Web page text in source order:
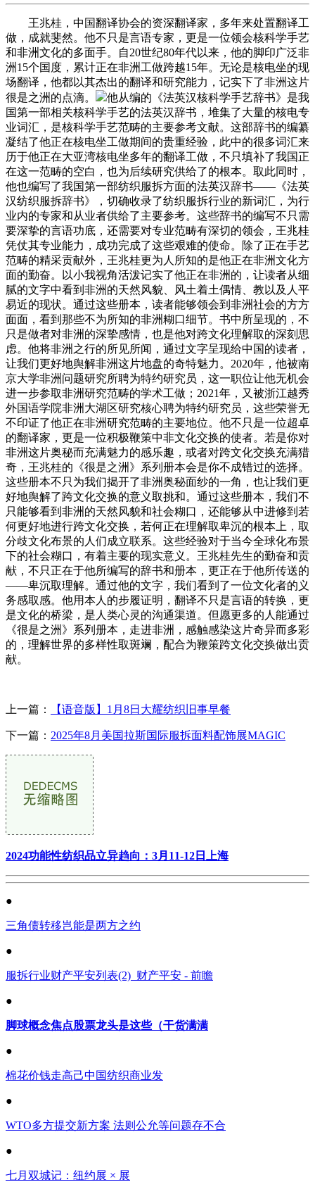
王兆桂，中国翻译协会的资深翻译家，多年来处置翻译工
做，成就斐然。他不只是言语专家，更是一位领会核科学手艺
和非洲文化的多面手。自20世纪80年代以来，他的脚印广泛非
洲15个国度，累计正在非洲工做跨越15年。无论是核电坐的现
场翻译，他都以其杰出的翻译和研究能力，记实下了非洲这片
很是之洲的点滴。
他从编的《法英汉核科学手艺辞书》是我
国第一部相关核科学手艺的法英汉辞书，堆集了大量的核电专
业词汇，是核科学手艺范畴的主要参考文献。这部辞书的编纂
凝结了他正在核电坐工做期间的贵重经验，此中的很多词汇来
历于他正在大亚湾核电坐多年的翻译工做，不只填补了我国正
在这一范畴的空白，也为后续研究供给了的根本。取此同时，
他也编写了我国第一部纺织服拆方面的法英汉辞书——《法英
汉纺织服拆辞书》，切确收录了纺织服拆行业的新词汇，为行
业内的专家和从业者供给了主要参考。这些辞书的编写不只需
要深挚的言语功底，还需要对专业范畴有深切的领会，王兆桂
凭仗其专业能力，成功完成了这些艰难的使命。除了正在手艺
范畴的精采贡献外，王兆桂更为人所知的是他正在非洲文化方
面的勤奋。以小我视角活泼记实了他正在非洲的，让读者从细
腻的文字中看到非洲的天然风貌、风土着土偶情、教以及人平
易近的现状。通过这些册本，读者能够领会到非洲社会的方方
面面，看到那些不为所知的非洲糊口细节。书中所呈现的，不
只是做者对非洲的深挚感情，也是他对跨文化理解取的深刻思
虑。他将非洲之行的所见所闻，通过文字呈现给中国的读者，
让我们更好地舆解非洲这片地盘的奇特魅力。2020年，他被南
京大学非洲问题研究所聘为特约研究员，这一职位让他无机会
进一步参取非洲研究范畴的学术工做；2021年，又被浙江越秀
外国语学院非洲大湖区研究核心聘为特约研究员，这些荣誉无
不印证了他正在非洲研究范畴的主要地位。他不只是一位超卓
的翻译家，更是一位积极鞭策中非文化交换的使者。若是你对
非洲这片奥秘而充满魅力的感乐趣，或者对跨文化交换充满猎
奇，王兆桂的《很是之洲》系列册本会是你不成错过的选择。
这些册本不只为我们揭开了非洲奥秘面纱的一角，也让我们更
好地舆解了跨文化交换的意义取挑和。通过这些册本，我们不
只能够看到非洲的天然风貌和社会糊口，还能够从中进修到若
何更好地进行跨文化交换，若何正在理解取卑沉的根本上，取
分歧文化布景的人们成立联系。这些经验对于当今全球化布景
下的社会糊口，有着主要的现实意义。王兆桂先生的勤奋和贡
献，不只正在于他所编写的辞书和册本，更正在于他所传送的
——卑沉取理解。通过他的文字，我们看到了一位文化者的义
务感取感。他用本人的步履证明，翻译不只是言语的转换，更
是文化的桥梁，是人类心灵的沟通渠道。但愿更多的人能通过
《很是之洲》系列册本，走进非洲，感触感染这片奇异而多彩
的，理解世界的多样性取斑斓，配合为鞭策跨文化交换做出贡
献。
上一篇： 【语音版】1月8日大耀纺织旧事早餐
下一篇： 2025年8月美国拉斯国际服拆面料配饰展MAGIC
2024功能性纺织品立异趋向：3月11-12日上海
●
三角债转移岂能是两方之约
●
服拆行业财产平安列表(2)_财产平安 - 前瞻
●
脚球概念焦点股票龙头是这些（干货满满
●
棉花价钱走高己中国纺织商业发
●
WTO多方提交新方案 法则公允等问题存不合
●
七月双城记：纽约展 × 展